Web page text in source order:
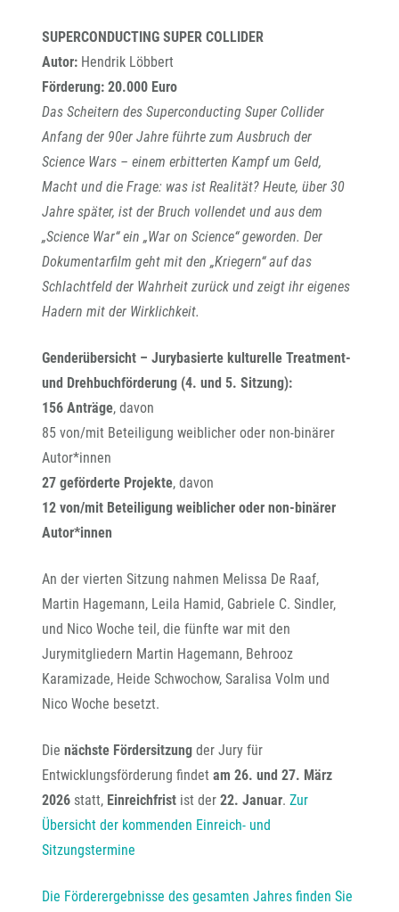
SUPERCONDUCTING SUPER COLLIDER
Autor: Hendrik Löbbert
Förderung: 20.000 Euro
Das Scheitern des Superconducting Super Collider
Anfang der 90er Jahre führte zum Ausbruch der
Science Wars – einem erbitterten Kampf um Geld,
Macht und die Frage: was ist Realität? Heute, über 30
Jahre später, ist der Bruch vollendet und aus dem
„Science War“ ein „War on Science“ geworden. Der
Dokumentarfilm geht mit den „Kriegern“ auf das
Schlachtfeld der Wahrheit zurück und zeigt ihr eigenes
Hadern mit der Wirklichkeit.
Genderübersicht – Jurybasierte kulturelle Treatment-
und Drehbuchförderung (4. und 5. Sitzung):
156 Anträge, davon
85 von/mit Beteiligung weiblicher oder non-binärer
Autor*innen
27 geförderte Projekte, davon
12 von/mit Beteiligung weiblicher oder non-binärer
Autor*innen
An der vierten Sitzung nahmen Melissa De Raaf,
Martin Hagemann, Leila Hamid, Gabriele C. Sindler,
und Nico Woche teil, die fünfte war mit den
Jurymitgliedern Martin Hagemann, Behrooz
Karamizade, Heide Schwochow, Saralisa Volm und
Nico Woche besetzt.
Die nächste Fördersitzung der Jury für
Entwicklungsförderung findet am 26. und 27. März
2026 statt, Einreichfrist ist der 22. Januar. Zur
Übersicht der kommenden Einreich- und
Sitzungstermine
Die Förderergebnisse des gesamten Jahres finden Sie